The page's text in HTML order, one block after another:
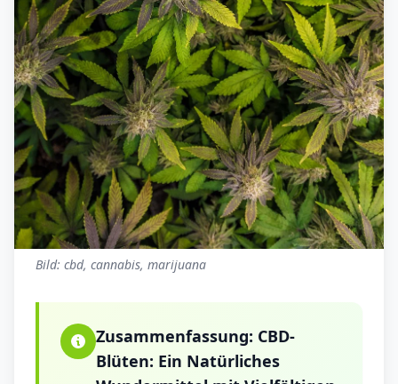
Bild: cbd, cannabis, marijuana
Zusammenfassung: CBD-
Blüten: Ein Natürliches